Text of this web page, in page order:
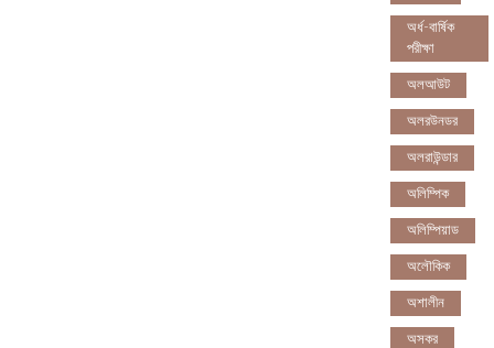
অর্ধ-বার্ষিক
পরীক্ষা
অলআউট
অলরউনডর
অলরাউন্ডার
অলিম্পিক
অলিম্পিয়াড
অলৌকিক
অশালীন
অসকর